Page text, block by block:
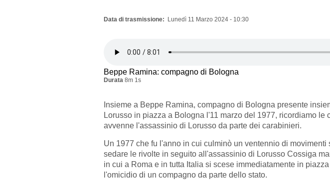
Data di trasmissione Lunedì 11 Marzo 2024 - 10:30
Beppe Ramina: compagno di Bologna
Durata 8m 1s
Insieme a Beppe Ramina, compagno di Bologna presente
Lorusso in piazza a Bologna l'11 marzo del 1977, ricordiamo le
avvenne l'assassinio di Lorusso da parte dei carabinieri.
Un 1977 che fu l'anno in cui culminò un ventennio di
sedare le rivolte in seguito all'assassinio di Lorusso Cossiga
in cui a Roma e in tutta Italia si scese immediatamente in
l'omicidio di un compagno da parte dello stato.